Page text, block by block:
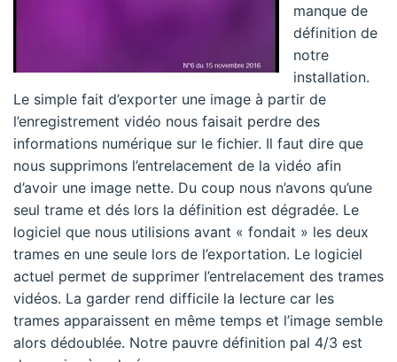
manque de
définition de
notre
installation.
Le simple fait d’exporter une image à partir de
l’enregistrement vidéo nous faisait perdre des
informations numérique sur le fichier. Il faut dire que
nous supprimons l’entrelacement de la vidéo afin
d’avoir une image nette. Du coup nous n’avons qu’une
seul trame et dés lors la définition est dégradée. Le
logiciel que nous utilisions avant « fondait » les deux
trames en une seule lors de l’exportation. Le logiciel
actuel permet de supprimer l’entrelacement des trames
vidéos. La garder rend difficile la lecture car les
trames apparaissent en même temps et l’image semble
alors dédoublée. Notre pauvre définition pal 4/3 est